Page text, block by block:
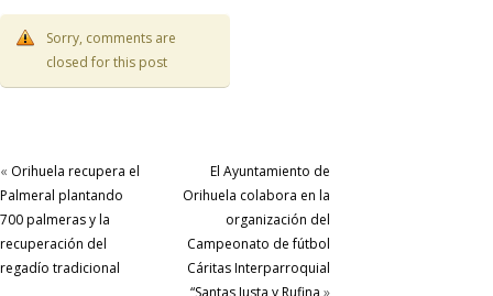
Sorry, comments are
closed for this post
« Orihuela recupera el
Palmeral plantando
700 palmeras y la
recuperación del
regadío tradicional
El Ayuntamiento de
Orihuela colabora en la
organización del
Campeonato de fútbol
Cáritas Interparroquial
“Santas Justa y Rufina »